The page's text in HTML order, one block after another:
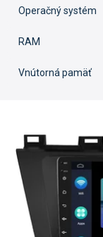
Operačný systém
RAM
Vnútorná pamäť